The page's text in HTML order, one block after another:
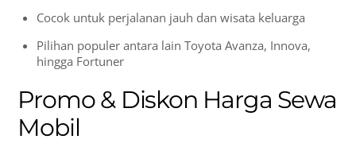
Cocok untuk perjalanan jauh dan wisata keluarga
Pilihan populer antara lain Toyota Avanza, Innova,
hingga Fortuner
Promo & Diskon Harga Sewa
Mobil